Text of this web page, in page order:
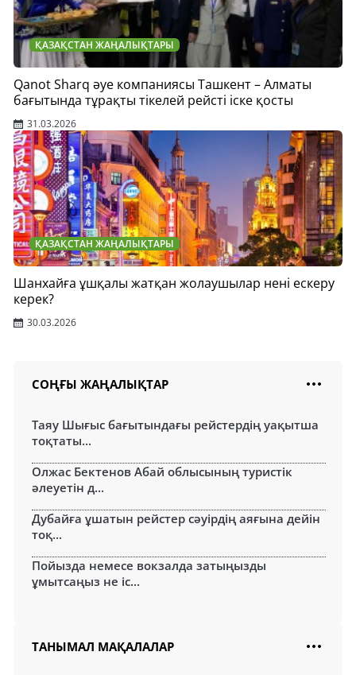
ҚАЗАҚСТАН ЖАҢАЛЫҚТАРЫ
Qanot Sharq әуе компаниясы Ташкент – Алматы
бағытында тұрақты тікелей рейсті іске қосты
31.03.2026
ҚАЗАҚСТАН ЖАҢАЛЫҚТАРЫ
Шанхайға ұшқалы жатқан жолаушылар нені ескеру
керек?
30.03.2026
СОҢҒЫ ЖАҢАЛЫҚТАР
Таяу Шығыс бағытындағы рейстердің уақытша
тоқтаты...
Олжас Бектенов Абай облысының туристік
әлеуетін д...
Дубайға ұшатын рейстер сәуірдің аяғына дейін
тоқ...
Пойызда немесе вокзалда затыңызды
ұмытсаңыз не іс...
ТАНЫМАЛ МАҚАЛАЛАР